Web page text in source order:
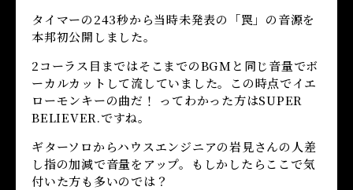
タイマーの243秒から当時未発表の「罠」の音源を
本邦初公開しました。
2コーラス目まではそこまでのBGMと同じ音量でボ
ーカルカットして流していました。この時点でイエ
ローモンキーの曲だ！ ってわかった方はSUPER
BELIEVER.ですね。
ギターソロからハウスエンジニアの岩見さんの人差
し指の加減で音量をアップ。もしかしたらここで気
付いた方も多いのでは？